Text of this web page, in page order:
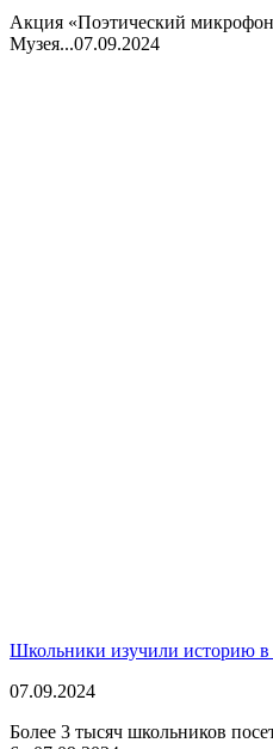
Акция «Поэтический
Музея...07.09.2024
Школьники изучили историю в
07.09.2024
Более 3 тысяч школьников